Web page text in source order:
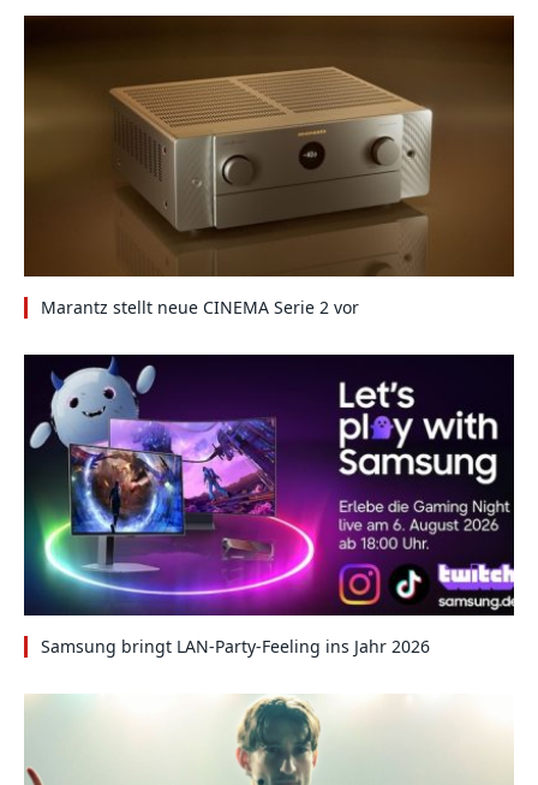
Marantz stellt neue CINEMA Serie 2 vor
Samsung bringt LAN-Party-Feeling ins Jahr 2026